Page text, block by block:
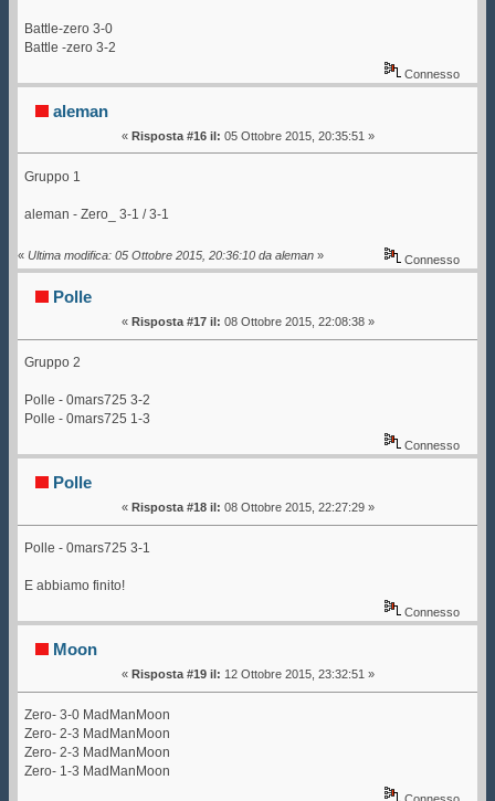
Battle-zero 3-0
Battle -zero 3-2
Connesso
aleman
« Risposta #16 il: 05 Ottobre 2015, 20:35:51 »
Gruppo 1
aleman - Zero_ 3-1 / 3-1
« Ultima modifica: 05 Ottobre 2015, 20:36:10 da aleman » Connesso
Polle
« Risposta #17 il: 08 Ottobre 2015, 22:08:38 »
Gruppo 2
Polle - 0mars725 3-2
Polle - 0mars725 1-3
Connesso
Polle
« Risposta #18 il: 08 Ottobre 2015, 22:27:29 »
Polle - 0mars725 3-1
E abbiamo finito!
Connesso
Moon
« Risposta #19 il: 12 Ottobre 2015, 23:32:51 »
Zero- 3-0 MadManMoon
Zero- 2-3 MadManMoon
Zero- 2-3 MadManMoon
Zero- 1-3 MadManMoon
Connesso